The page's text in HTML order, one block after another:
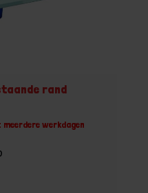
rand
werkdagen